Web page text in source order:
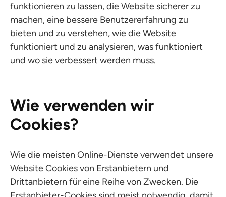
funktionieren zu lassen, die Website sicherer zu
machen, eine bessere Benutzererfahrung zu
bieten und zu verstehen, wie die Website
funktioniert und zu analysieren, was funktioniert
und wo sie verbessert werden muss.
Wie verwenden wir
Cookies?
Wie die meisten Online-Dienste verwendet unsere
Website Cookies von Erstanbietern und
Drittanbietern für eine Reihe von Zwecken. Die